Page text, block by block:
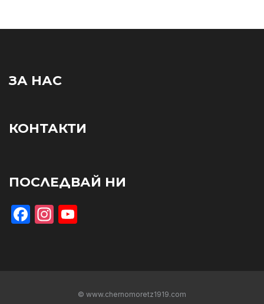
ЗА НАС
КОНТАКТИ
ПОСЛЕДВАЙ НИ
Facebook
Instagram
© www.chernomoretz1919.com